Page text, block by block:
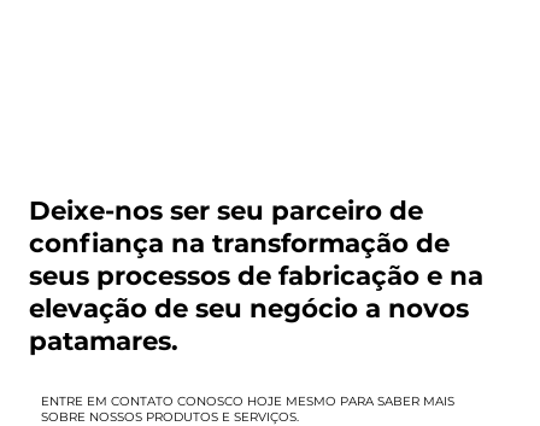
ENTRE EM CONTATO CONOSCO HOJE MESMO PARA SABER MAIS
SOBRE NOSSOS PRODUTOS E SERVIÇOS.
Deixe-nos ser seu parceiro de
confiança na transformação de
seus processos de fabricação e na
elevação de seu negócio a novos
patamares.